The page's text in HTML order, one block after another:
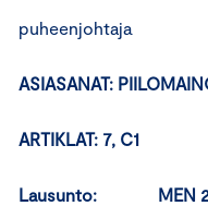
ASIASANAT:
ARTIKLAT: 7, C1
Lausunto: MEN